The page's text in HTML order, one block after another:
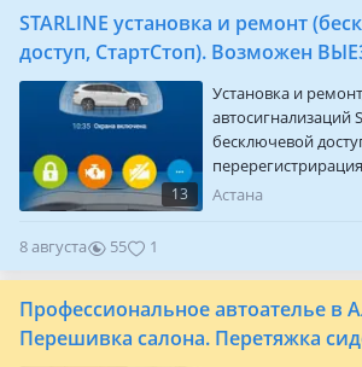
таким образом
кузов
STARLINE установка и ремонт
доступ, СтартСтоп). Возможен
13
Установка и
автосигнализаций
бесключевой
Гарантия
Астана
8 августа 55 1
Профессиональное автоателье в
Перешивка салона. Перетяжка